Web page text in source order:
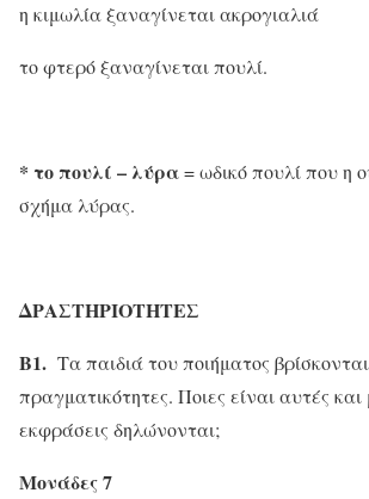
η κιμωλία ξαναγίνεται ακρογιαλιά
το φτερό ξαναγίνεται πουλί.
* το πουλί – λύρα= ωδικό πουλί που η
σχήμα λύρας.
ΔΡΑΣΤΗΡΙΟΤΗΤΕΣ
Β1. Τα παιδιά του ποιήματος
πραγματικότητες. Ποιες είναι αυτές και
εκφράσεις δηλώνονται;
Μονάδες 7